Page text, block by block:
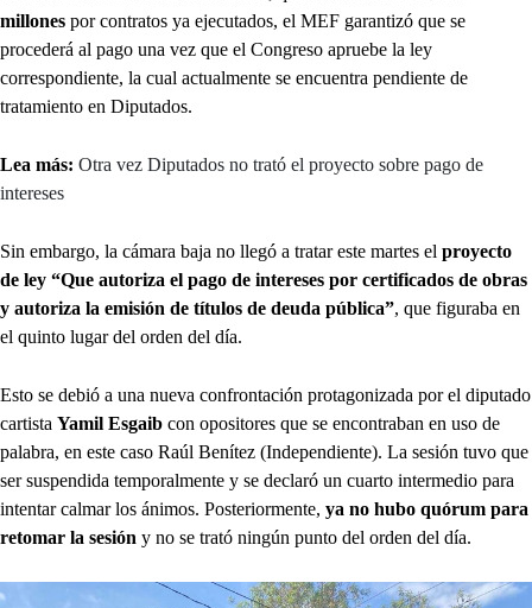
millones por contratos ya ejecutados, el MEF garantizó que se
procederá al pago una vez que el Congreso apruebe la ley
correspondiente, la cual actualmente se encuentra pendiente de
tratamiento en Diputados.
Lea más: Otra vez Diputados no trató el proyecto sobre pago de
intereses
Sin embargo, la cámara baja no llegó a tratar este martes el proyecto
de ley “Que autoriza el pago de intereses por certificados de obras
y autoriza la emisión de títulos de deuda pública”, que figuraba en
el quinto lugar del orden del día.
Esto se debió a una nueva confrontación protagonizada por el diputado
cartista Yamil Esgaib con opositores que se encontraban en uso de
palabra, en este caso Raúl Benítez (Independiente). La sesión tuvo que
ser suspendida temporalmente y se declaró un cuarto intermedio para
intentar calmar los ánimos. Posteriormente, ya no hubo quórum para
retomar la sesión y no se trató ningún punto del orden del día.